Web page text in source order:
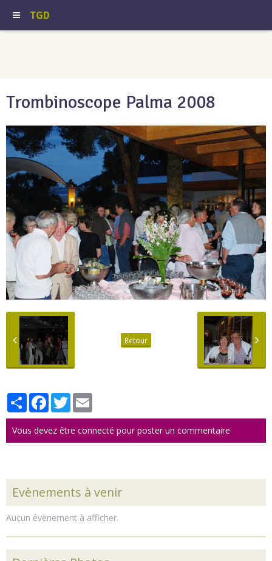
TGD
Trombinoscope Palma 2008
Retour
PartagerFacebook
Twitter
Vous devez être connecté pour poster un commentaire
Evènements à venir
Aucun évènement à afficher.